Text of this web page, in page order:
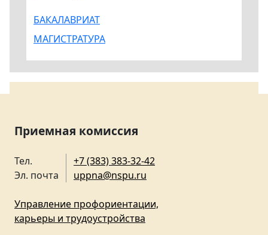
БАКАЛАВРИАТ
МАГИСТРАТУРА
Приемная комиссия
Тел.
Эл. почта
+7 (383) 383-32-42
uppna@nspu.ru
Управление профориентации,
карьеры и трудоустройства